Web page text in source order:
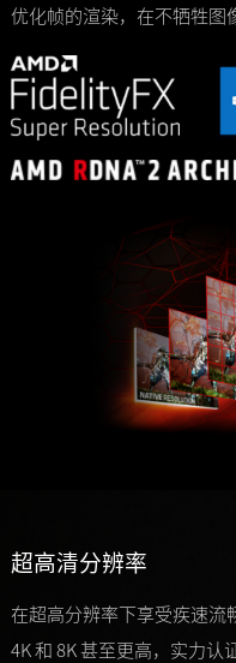
优化帧的渲染，在不牺牲图
超高清分辨率
在超高分辨率下享受疾速
4K 和 8K 甚至更高，实力认